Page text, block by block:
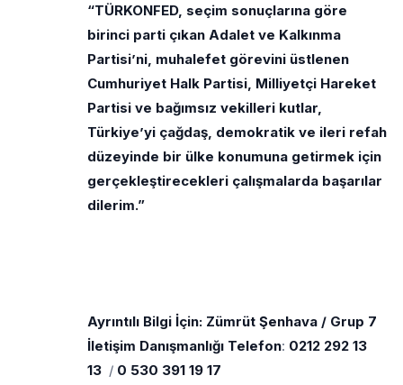
“TÜRKONFED, seçim sonuçlarına göre
birinci parti çıkan Adalet ve Kalkınma
Partisi’ni, muhalefet görevini üstlenen
Cumhuriyet Halk Partisi, Milliyetçi Hareket
Partisi ve bağımsız vekilleri kutlar,
Türkiye’yi çağdaş, demokratik ve ileri refah
düzeyinde bir ülke konumuna getirmek için
gerçekleştirecekleri çalışmalarda başarılar
dilerim.”
Ayrıntılı Bilgi İçin: Zümrüt Şenhava / Grup 7
İletişim Danışmanlığı Telefon: 0212 292 13
13 / 0 530 391 19 17